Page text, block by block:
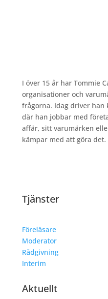
I över 15 år har Tommie
organisationer och
frågorna. Idag driver han
där han jobbar med
affär, sitt varumärken
kämpar med att göra det.
Tjänster
Föreläsare
Moderator
Rådgivning
Interim
Aktuellt